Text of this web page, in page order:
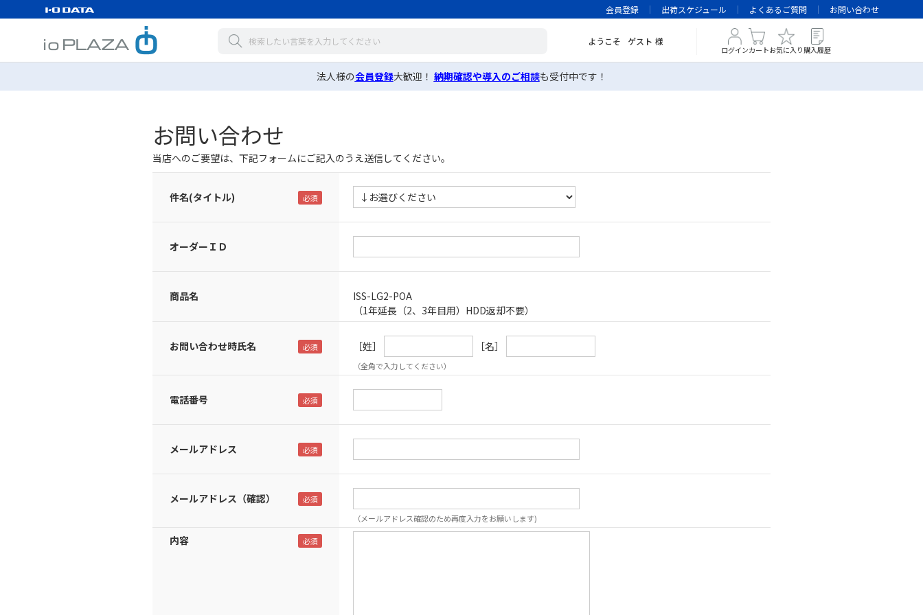
会員登録 出荷スケジュール よくあるご質問 お問い合わせ
ようこそ ゲスト 様
ログインカートお気に入り 購入履歴
法人様の会員登録大歓迎！ 納期確認や導入のご相談も受付中です！
お問い合わせ
当店へのご要望は、下記フォームにご記入のうえ送信してください。
件名(タイトル)
オーダーＩＤ
商品名
ISS-LG2-POA
（1年延長（2、3年目用）HDD返却不要）
お問い合わせ時氏名 ［姓］ ［名］
（全角で入力してください）
電話番号
メールアドレス
メールアドレス（確認）
（メールアドレス確認のため再度入力をお願いします)
内容